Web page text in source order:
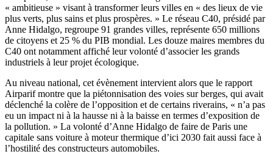
« ambitieuse » visant à transformer leurs villes en « des lieux de vie
plus verts, plus sains et plus prospères. » Le réseau C40, présidé par
Anne Hidalgo, regroupe 91 grandes villes, représente 650 millions
de citoyens et 25 % du PIB mondial. Les douze maires membres du
C40 ont notamment affiché leur volonté d’associer les grands
industriels à leur projet écologique.
Au niveau national, cet évènement intervient alors que le rapport
Airparifmontre que la piétonnisation des voies sur berges, qui avait
déclenché la colère de l’opposition et de certains riverains, « n’a pas
eu un impact ni à la hausse ni à la baisse en termes d’exposition de
la pollution. » La volonté d’Anne Hidalgo de faire de Paris une
capitale sans voiture à moteur thermique d’ici 2030 fait aussi face à
l’hostilité des constructeurs automobiles.